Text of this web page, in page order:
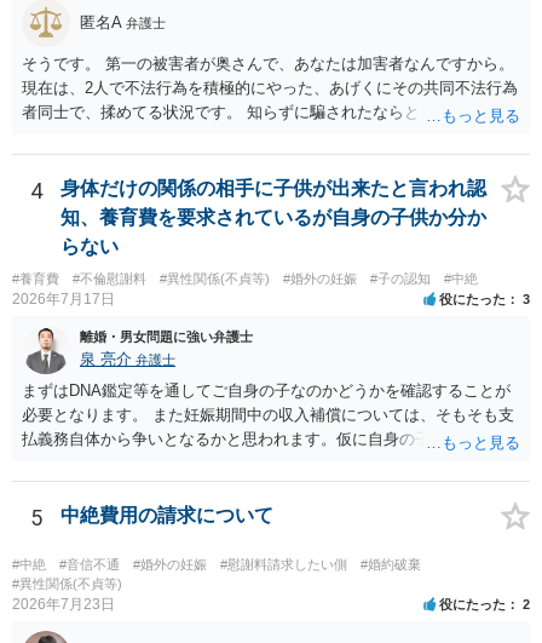
払を受けた」などと（その当否は別として）反論等されてこじれてし
求権への影響を明確にしておくことが重要です。示談金１８０万円の
妥当性については、中絶、精神的苦痛、通院・治療の有無、診断内
容、夫の説明内容、妊娠・中絶に至る経緯等によって変わります。中
があるなら、結婚期待を理由とする損害については争い得る部分もあ
ります。 なお、貴方から不貞相手へ請求する慰謝料額は、夫が不貞相
手に支払う示談金額だけで決まるものではありません。不貞期間、回
等によって判断されます。 今後の状況等に応じて、弁護士への個別相
匿名A 弁護士
そうです。 第一の被害者が奥さんで、あなたは加害者なんですから。
現在は、2人で不法行為を積極的にやった、あげくにその共同不法行為
者同士で、揉めてる状況です。 知らずに騙されたならともか
というだけですから。
4
身体だけの関係の相手に子供が出来たと言われ認
知、養育費を要求されているが自身の子供か分か
らない
#養育費 #不倫慰謝料 #異性関係(不貞等) #婚外の妊娠 #子の認知 #中絶
2026年7月17日 役にたった 3
離婚・男女問題に強い弁護士
泉 亮介 弁護士
まずはDNA鑑定等を通してご自身の子なのかどうかを確認することが
必要となります。 また妊娠期間中の収入補償については、そもそも支
払義務自体から争いとなるかと思われます。仮に自身の子であったと
相手に弁護士がついているということであれば、依頼をするかしない
かは別として一度ご自身も個別に弁護士に相談をされたほうが良いで
5 中絶費用の請求について
#中絶 #音信不通 #婚外の妊娠 #慰謝料請求したい側
#婚約破棄
#異性関係(不貞等)
2026年7月23日 役にたった 2